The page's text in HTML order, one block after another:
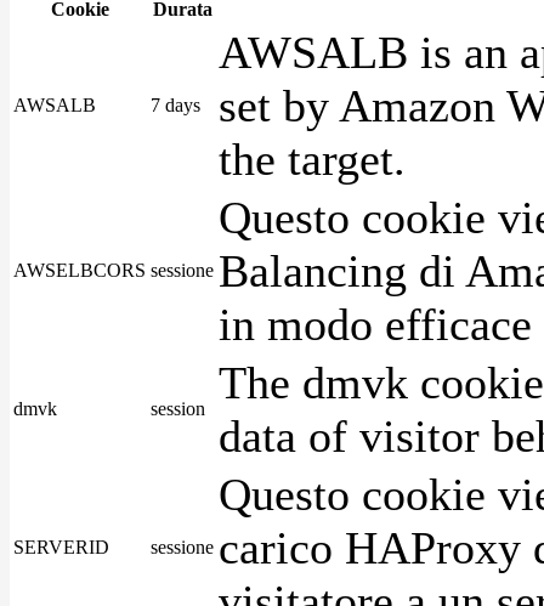
Cookie Durata
AWSALB 7 days
AWSALB is an
set by Amazon
the target.
AWSELBCORS sessione
Questo cookie
Balancing di
in modo
dmvk session
The dmvk
data of visitor
SERVERID sessione
Questo cookie
carico HAProxy